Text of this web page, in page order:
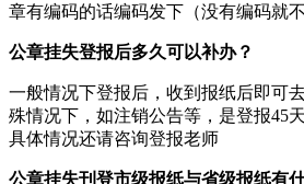
章有编码的话编码发下（没有编码就不
公章挂失登报后多久可以补办？
一般情况下登报后，收到报纸后即可
殊情况下，如注销公告等，是登报45
具体情况还请咨询登报老师
公章挂失刊登市级报纸与省级报纸有